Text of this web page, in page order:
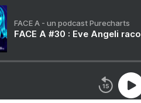
FACE A - un podcast Purecharts
FACE A #30 : Eve Angeli